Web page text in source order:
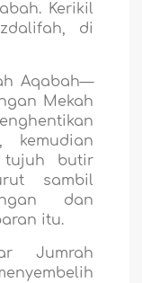
Kerikil
di
Aqabah—
Mekah
tujuh butir
sambil
dan
itu.
Jumrah